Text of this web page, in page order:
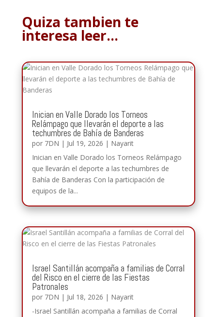
Quiza tambien te
interesa leer…
Inician en Valle Dorado los Torneos
Relámpago que llevarán el deporte a las
techumbres de Bahía de Banderas
por 7DN | Jul 19, 2026 | Nayarit
Inician en Valle Dorado los Torneos Relámpago
que llevarán el deporte a las techumbres de
Bahía de Banderas Con la participación de
equipos de la...
Israel Santillán acompaña a familias de Corral
del Risco en el cierre de las Fiestas
Patronales
por 7DN | Jul 18, 2026 | Nayarit
-Israel Santillán acompaña a familias de Corral